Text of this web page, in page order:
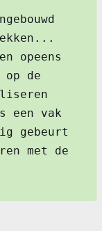
opeens
de
een vak
gebeurt
met de